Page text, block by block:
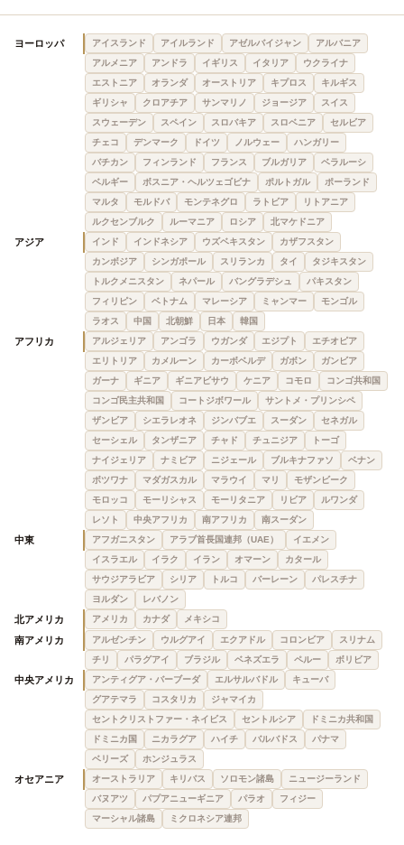
ヨーロッパ アイスランド アイルランド アゼルバイジャン
アルバニア
アルメニア
アンドラ イギリス イタリア
ウクライナ
エストニア
オランダ オーストリア キプロス
キルギス
ギリシャ
クロアチア サンマリノ ジョージア
スイス
スウェーデン
スペイン スロバキア スロベニア
セルビア
チェコ
デンマーク ドイツ ノルウェー
ハンガリー
バチカン
フィンランド フランス ブルガリア
ベラルーシ
ベルギー
ボスニア・ヘルツェゴビナ ポルトガル
ポーランド
マルタ
モルドバ モンテネグロ ラトビア
リトアニア
ルクセンブルク
ルーマニア ロシア 北マケドニア
アジア インド インドネシア ウズベキスタン
カザフスタン
カンボジア
シンガポール スリランカ タイ
タジキスタン
トルクメニスタン
ネパール バングラデシュ
パキスタン
フィリピン
ベトナム マレーシア ミャンマー
モンゴル
ラオス
中国 北朝鮮 日本 韓国
アフリカ アルジェリア アンゴラ ウガンダ エジプト
エチオピア
エリトリア
カメルーン カーボベルデ ガボン
ガンビア
ガーナ
ギニア ギニアビサウ ケニア コモロ
コンゴ共和国
コンゴ民主共和国
コートジボワール
サントメ・プリンシペ
ザンビア
シエラレオネ ジンバブエ スーダン
セネガル
セーシェル
タンザニア チャド チュニジア
トーゴ
ナイジェリア
ナミビア ニジェール ブルキナファソ
ベナン
ボツワナ
マダガスカル マラウイ マリ
モザンビーク
モロッコ
モーリシャス モーリタニア リビア
ルワンダ
レソト
中央アフリカ 南アフリカ 南スーダン
中東 アフガニスタン アラブ首長国連邦（UAE）
イエメン
イスラエル
イラク イラン オマーン
カタール
サウジアラビア
シリア トルコ バーレーン
パレスチナ
ヨルダン
レバノン
北アメリカ アメリカ カナダ メキシコ
南アメリカ アルゼンチン ウルグアイ エクアドル コロンビア
スリナム
チリ
パラグアイ ブラジル ベネズエラ ペルー ボリビア
中央アメリカ アンティグア・バーブーダ エルサルバドル
キューバ
グアテマラ
コスタリカ
ジャマイカ
セントクリストファー・ネイビス
セントルシア
ドミニカ共和国
ドミニカ国
ニカラグア ハイチ バルバドス
パナマ
ベリーズ
ホンジュラス
オセアニア オーストラリア キリバス ソロモン諸島
ニュージーランド
バヌアツ
パプアニューギニア パラオ
フィジー
マーシャル諸島
ミクロネシア連邦